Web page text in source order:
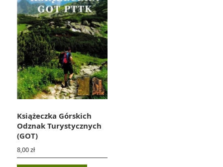
Książeczka Górskich
Odznak Turystycznych
(GOT)
8,00zł